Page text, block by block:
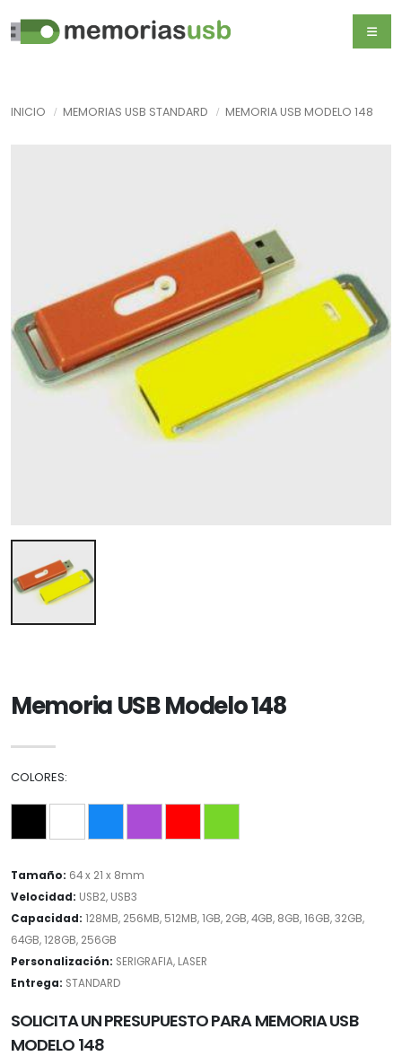
INICIO MEMORIAS USB STANDARD MEMORIA USB MODELO 148
Memoria USB Modelo 148
COLORES:
Tamaño: 64 x 21 x 8mm
Velocidad: USB2, USB3
Capacidad: 128MB, 256MB, 512MB, 1GB, 2GB, 4GB, 8GB, 16GB, 32GB,
64GB, 128GB, 256GB
Personalización: SERIGRAFIA, LASER
Entrega: STANDARD
SOLICITA UN PRESUPUESTO PARA MEMORIA USB
MODELO 148